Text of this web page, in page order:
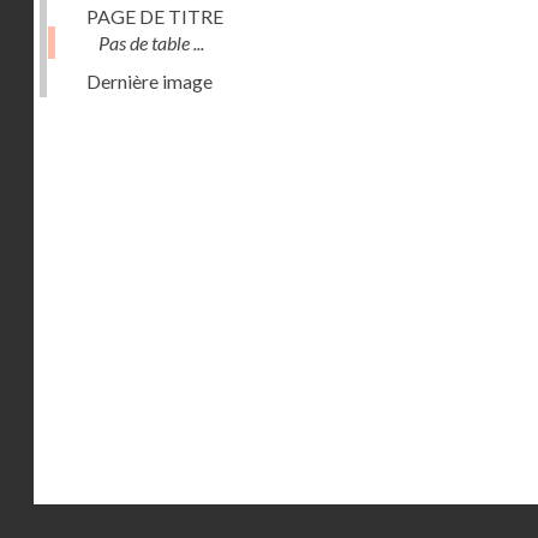
PAGE DE TITRE
Pas de table ...
Dernière image